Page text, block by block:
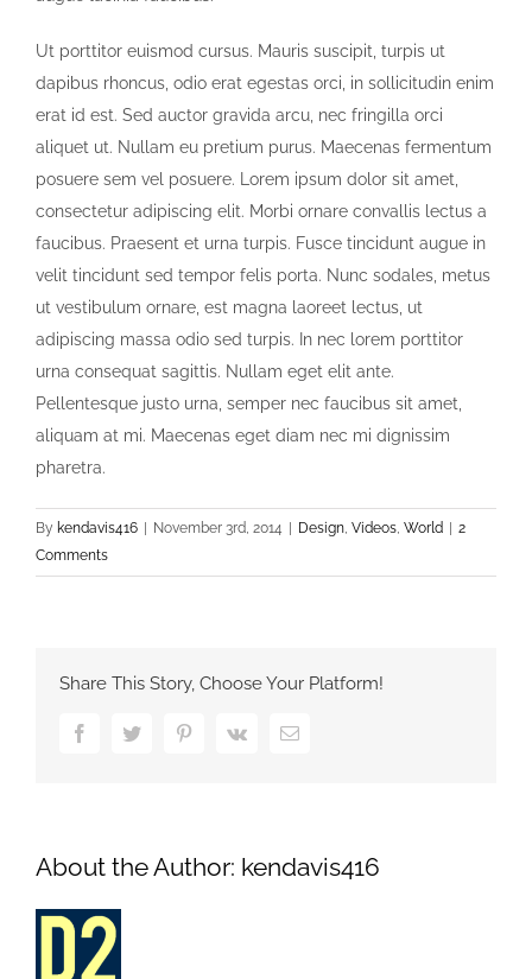
Ut porttitor euismod cursus. Mauris suscipit, turpis ut
dapibus rhoncus, odio erat egestas orci, in sollicitudin enim
erat id est. Sed auctor gravida arcu, nec fringilla orci
aliquet ut. Nullam eu pretium purus. Maecenas fermentum
posuere sem vel posuere. Lorem ipsum dolor sit amet,
consectetur adipiscing elit. Morbi ornare convallis lectus a
faucibus. Praesent et urna turpis. Fusce tincidunt augue in
velit tincidunt sed tempor felis porta. Nunc sodales, metus
ut vestibulum ornare, est magna laoreet lectus, ut
adipiscing massa odio sed turpis. In nec lorem porttitor
urna consequat sagittis. Nullam eget elit ante.
Pellentesque justo urna, semper nec faucibus sit amet,
aliquam at mi. Maecenas eget diam nec mi dignissim
pharetra.
By kendavis416 November 3rd, 2014 Design, Videos, World
2
Comments
Share This Story, Choose Your Platform!
FacebookTwitter PinterestVk Email
About the Author: kendavis416